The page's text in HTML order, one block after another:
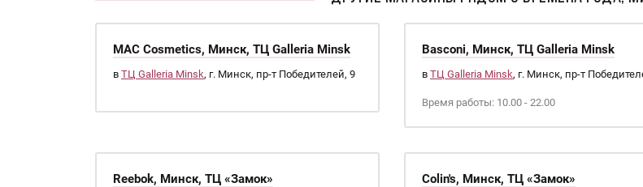
MAC Cosmetics, Минск, ТЦ Galleria Minsk
в ТЦ Galleria Minsk, г. Минск, пр-т Победителей, 9
Basconi, Минск, ТЦ Galleria Minsk
в ТЦ Galleria Minsk, г. Минск, пр-т
Время работы: 10.00 - 22.00
Reebok, Минск, ТЦ «Замок» Colin's, Минск, ТЦ «Замок»